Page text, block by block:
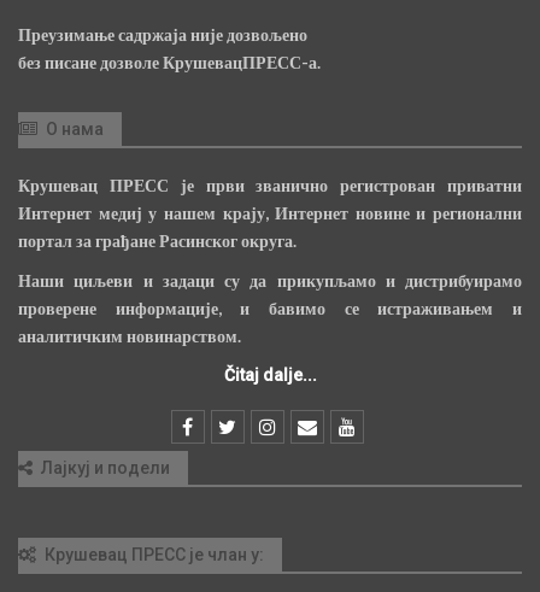
Преузимање садржаја није дозвољено
без писане дозволе КрушевацПРЕСС-а.
О нама
Крушевац ПРЕСС је први званично регистрован приватни
Интернет медиј у нашем крају, Интернет новине и регионални
портал за грађане Расинског округа.
Наши циљеви и задаци су да прикупљамо и дистрибуирамо
проверене информације, и бавимо се истраживањем и
аналитичким новинарством.
Čitaj dalje...
Лајкуј и подели
Крушевац ПРЕСС је члан у: